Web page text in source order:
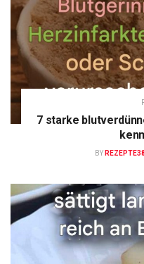
7 starke
BY REZEPTE38